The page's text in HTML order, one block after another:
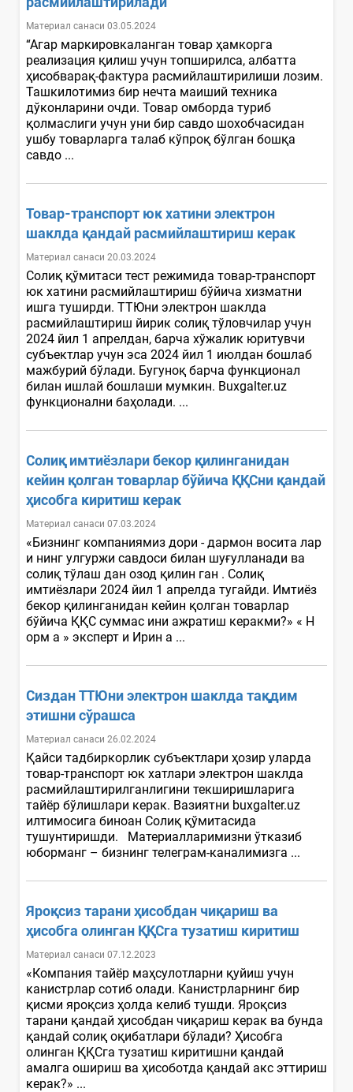
Материал санаси 03.05.2024
“Агар маркировкаланган товар ҳамкорга
реализация қилиш учун топширилса, албатта
ҳисобварақ-фактура расмийлаштирилиши лозим.
Ташкилотимиз бир нечта маиший техника
дўконларини очди. Товар омборда туриб
қолмаслиги учун уни бир савдо шохобчасидан
ушбу товарларга талаб кўпроқ бўлган бошқа
савдо ...
Товар-транспорт юк хатини электрон
шаклда қандай расмийлаштириш керак
Материал санаси 20.03.2024
Солиқ қўмитаси тест режимида товар-транспорт
юк хатини расмийлаштириш бўйича хизматни
ишга туширди. ТТЮни электрон шаклда
расмийлаштириш йирик солиқ тўловчилар учун
2024 йил 1 апрелдан, барча хўжалик юритувчи
субъектлар учун эса 2024 йил 1 июлдан бошлаб
мажбурий бўлади. Бугуноқ барча функционал
билан ишлай бошлаши мумкин. Buxgalter.uz
функционални баҳолади. ...
Солиқ имтиёзлари бекор қилинганидан
кейин қолган товарлар бўйича ҚҚСни қандай
ҳисобга киритиш керак
Материал санаси 07.03.2024
«Бизнинг компаниямиз дори - дармон восита лар
и нинг улгуржи савдоси билан шуғулланади ва
солиқ тўлаш дан озод қилин ган . Солиқ
имтиёзлари 2024 йил 1 апрелда тугайди. Имтиёз
бекор қилинганидан кейин қолган товарлар
бўйича ҚҚС суммас ини ажратиш керакми?» « Н
орм a » эксперт и Ирин a ...
Сиздан ТТЮни электрон шаклда тақдим
этишни сўрашса
Материал санаси 26.02.2024
Қайси тадбиркорлик субъектлари ҳозир уларда
товар-транспорт юк хатлари электрон шаклда
расмийлаштирилганлигини текширишларига
тайёр бўлишлари керак. Вазиятни buxgalter.uz
илтимосига биноан Солиқ қўмитасида
тушунтиришди. Материалларимизни ўтказиб
юборманг – бизнинг телеграм-каналимизга ...
Яроқсиз тарани ҳисобдан чиқариш ва
ҳисобга олинган ҚҚСга тузатиш киритиш
Материал санаси 07.12.2023
«Компания тайёр маҳсулотларни қуйиш учун
канистрлар сотиб олади. Канистрларнинг бир
қисми яроқсиз ҳолда келиб тушди. Яроқсиз
тарани қандай ҳисобдан чиқариш керак ва бунда
қандай солиқ оқибатлари бўлади? Ҳисобга
олинган ҚҚСга тузатиш киритишни қандай
амалга ошириш ва ҳисоботда қандай акс эттириш
керак?» ...